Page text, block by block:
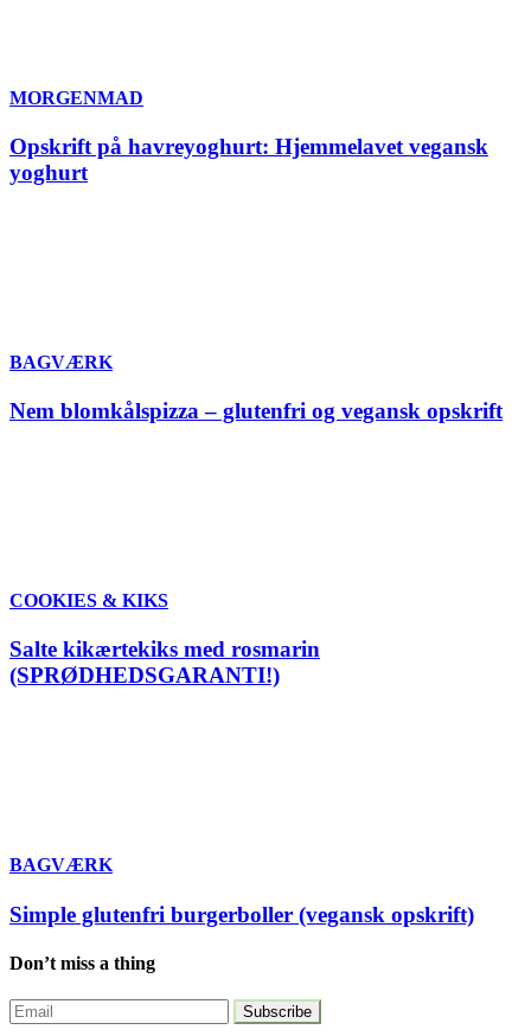
MORGENMAD
Opskrift på havreyoghurt: Hjemmelavet vegansk
yoghurt
BAGVÆRK
Nem blomkålspizza – glutenfri og vegansk opskrift
COOKIES & KIKS
Salte kikærtekiks med rosmarin
(SPRØDHEDSGARANTI!)
BAGVÆRK
Simple glutenfri burgerboller (vegansk opskrift)
Don’t miss a thing